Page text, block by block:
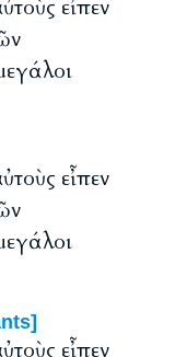
εἶπεν
εἶπεν
εἶπεν